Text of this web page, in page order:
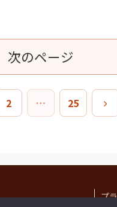
次のページ
2 … 25
次
プ